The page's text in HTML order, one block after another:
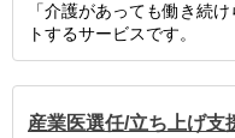
「介護があっても働き続
トするサービスです。
産業医選任/立ち上げ